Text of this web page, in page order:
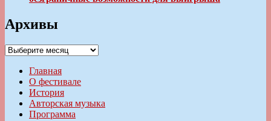
Архивы
Архивы
Главная
О фестивале
История
Авторская музыка
Программа